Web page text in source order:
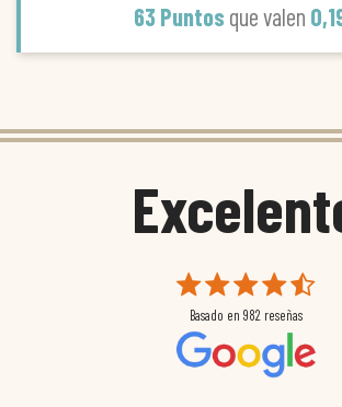
63 Puntos que valen
Basado en 982 reseñas